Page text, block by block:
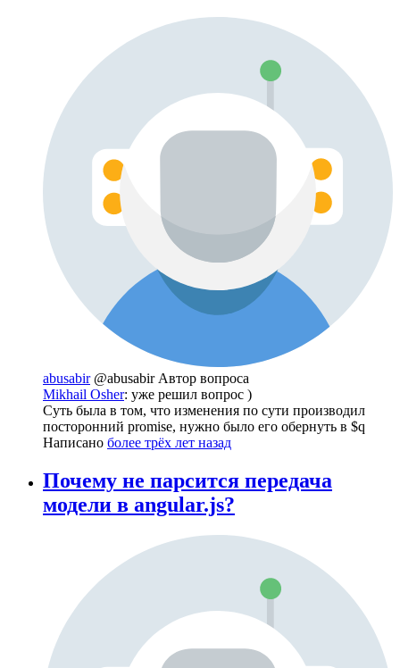
abusabir @abusabirАвтор вопроса
Mikhail Osher: уже решил вопрос )
Суть была в том, что изменения по сути производил
посторонний promise, нужно было его обернуть в $q
Написано более трёх лет назад
Почему не парсится передача
модели в angular.js?